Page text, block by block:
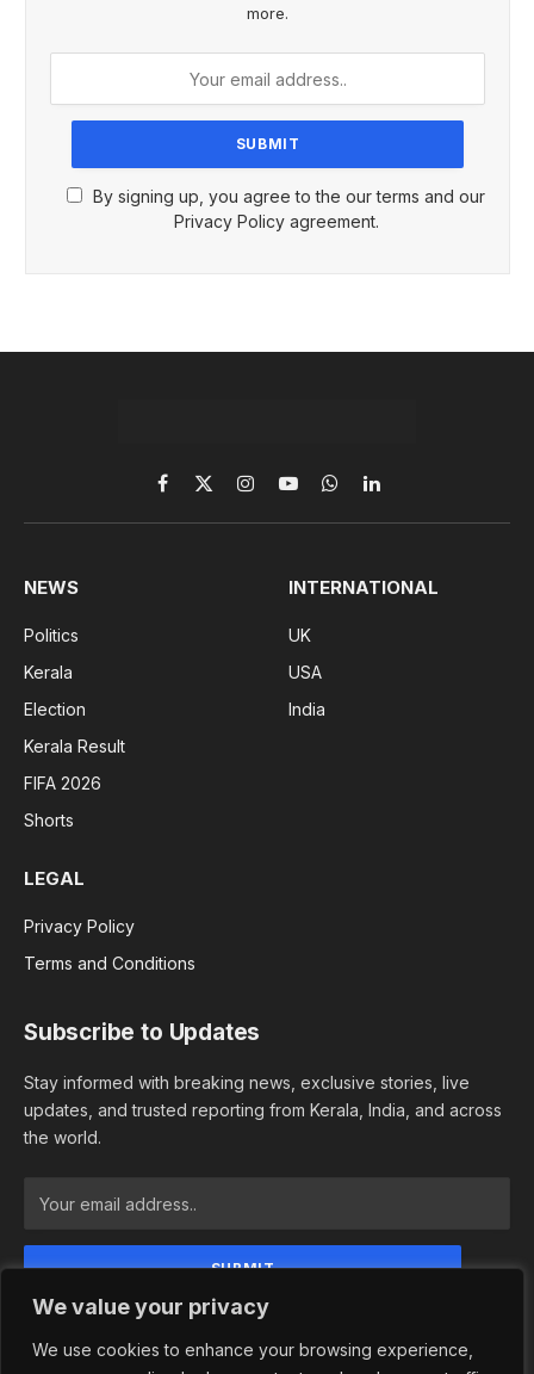
We value your privacy
We use cookies to enhance your browsing experience,
more.
By signing up, you agree to the our terms and our
Privacy Policy agreement.
Facebook
X
(Twitter)
InstagramYouTubeWhatsAppLinkedIn
NEWS
Politics
Kerala
Election
Kerala Result
FIFA 2026
Shorts
INTERNATIONAL
UK
USA
India
LEGAL
Privacy Policy
Terms and Conditions
Subscribe to Updates
Stay informed with breaking news, exclusive stories, live
updates, and trusted reporting from Kerala, India, and across
the world.
By signing up, you agree to the our terms and our
Privacy Policy agreement.